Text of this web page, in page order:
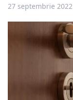
27 septembrie 2022